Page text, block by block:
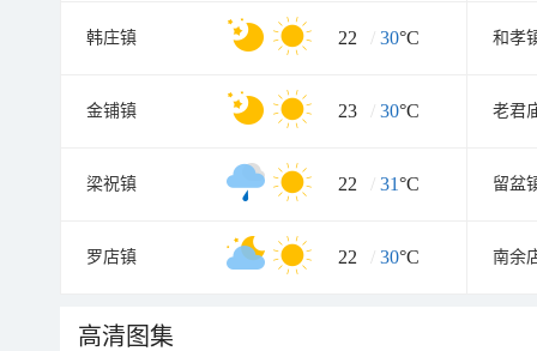
韩庄镇 22 / 30°C 和孝
金铺镇 23 / 30°C 老君
梁祝镇 22 / 31°C 留盆
罗店镇 22 / 30°C 南余
高清图集